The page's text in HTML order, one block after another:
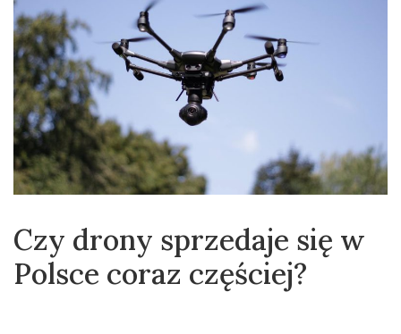
Czy drony sprzedaje się w
Polsce coraz częściej?